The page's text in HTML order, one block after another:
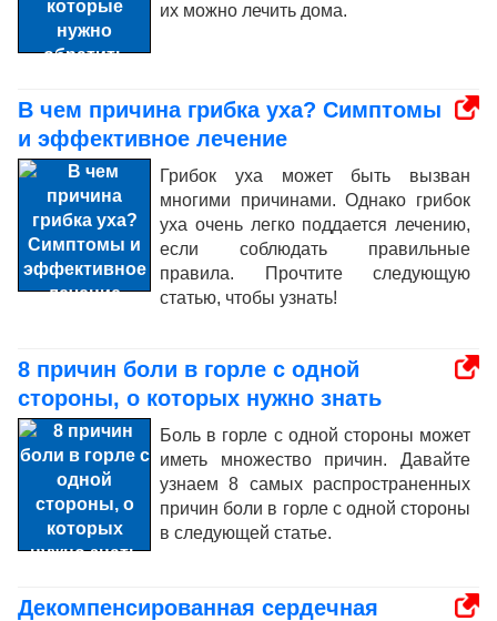
их можно лечить дома.
В чем причина грибка уха? Симптомы
и эффективное лечение
Грибок уха может быть вызван
многими причинами. Однако грибок
уха очень легко поддается лечению,
если соблюдать правильные
правила. Прочтите следующую
статью, чтобы узнать!
8 причин боли в горле с одной
стороны, о которых нужно знать
Боль в горле с одной стороны может
иметь множество причин. Давайте
узнаем 8 самых распространенных
причин боли в горле с одной стороны
в следующей статье.
Декомпенсированная сердечная